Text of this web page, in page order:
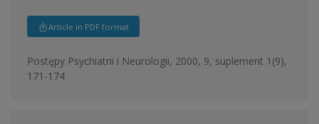
Article in PDF format
Postępy Psychiatrii i Neurologii, 2000, 9, suplement 1(9),
171-174